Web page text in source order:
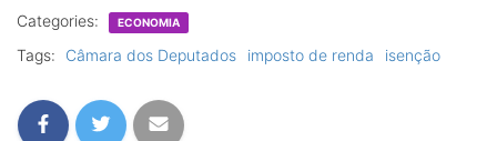
Categories: ECONOMIA
Tags: Câmara dos Deputados imposto de renda isenção